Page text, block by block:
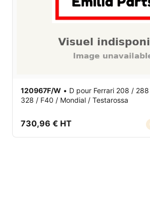
120967F/W • D pour Ferrari 208 /
328 / F40 / Mondial / Testarossa
730,96 € HT